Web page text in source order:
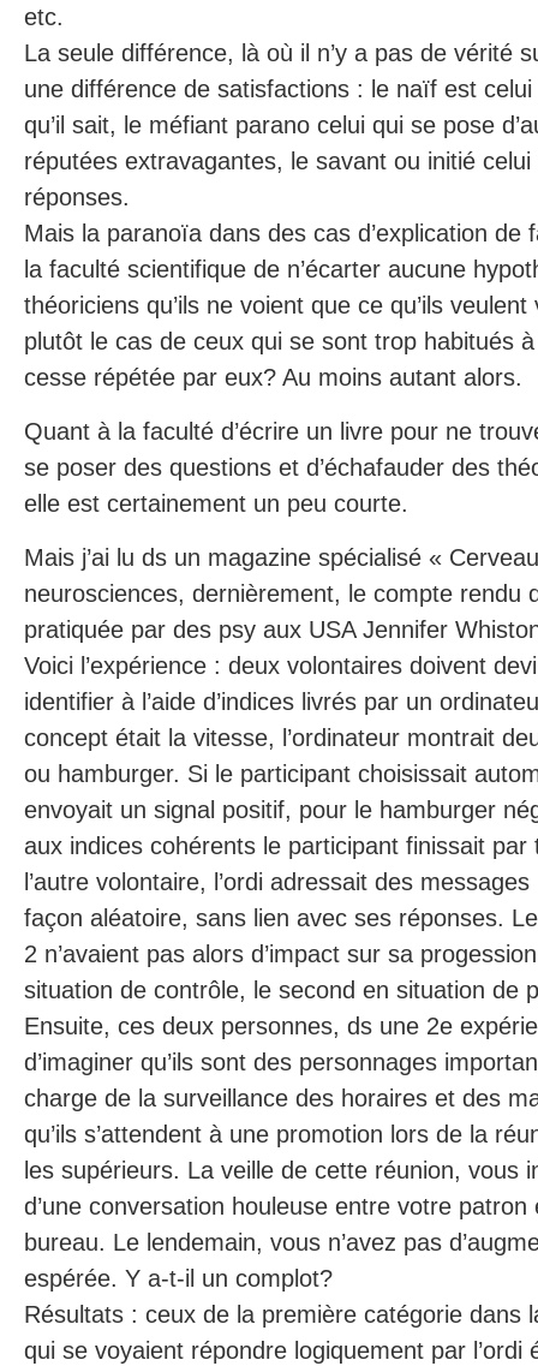
etc.
La seule différence, là où il n’y a pas de vérité
une différence de satisfactions : le naïf est
qu’il sait, le méfiant parano celui qui se pose
réputées extravagantes, le savant ou initié
réponses.
Mais la paranoïa dans des cas d’explication de
la faculté scientifique de n’écarter aucune
théoriciens qu’ils ne voient que ce qu’ils
plutôt le cas de ceux qui se sont trop habitués
cesse répétée par eux? Au moins autant alors.
Quant à la faculté d’écrire un livre pour ne
se poser des questions et d’échafauder des
elle est certainement un peu courte.
Mais j’ai lu ds un magazine spécialisé «
neurosciences, dernièrement, le compte rendu
pratiquée par des psy aux USA Jennifer
Voici l’expérience : deux volontaires doivent
identifier à l’aide d’indices livrés par un
concept était la vitesse, l’ordinateur montrait
ou hamburger. Si le participant choisissait
envoyait un signal positif, pour le hamburger
aux indices cohérents le participant finissait par
l’autre volontaire, l’ordi adressait des
façon aléatoire, sans lien avec ses réponses.
2 n’avaient pas alors d’impact sur sa
situation de contrôle, le second en situation de
Ensuite, ces deux personnes, ds une 2e
d’imaginer qu’ils sont des personnages
charge de la surveillance des horaires et des
qu’ils s’attendent à une promotion lors de la
les supérieurs. La veille de cette réunion, vous
d’une conversation houleuse entre votre
bureau. Le lendemain, vous n’avez pas
espérée. Y a-t-il un complot?
Résultats : ceux de la première catégorie dans
qui se voyaient répondre logiquement par l’ordi